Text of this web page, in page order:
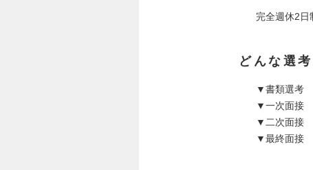
完全週休2日
どんな選
▼書類選考
▼一次面接
▼二次面接
▼最終面接